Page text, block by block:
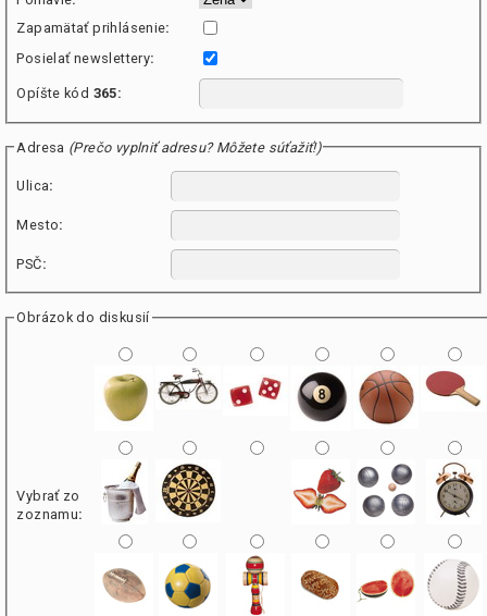
Zapamätať prihlásenie:
Posielať newslettery:
Opíšte kód 365:
Adresa (Prečo vyplniť adresu? Môžete súťažiť!)
Ulica:
Mesto:
PSČ:
Obrázok do diskusií
Vybrať zo
zoznamu: